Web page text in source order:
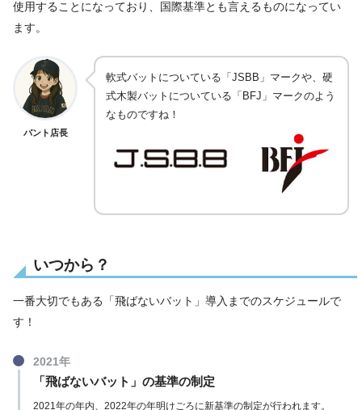
使用することになっており、国際基準とも言えるものになってい
ます。
バント店長
軟式バットについている「JSBB」マークや、硬
式木製バットについている「BFJ」マークのよう
なものですね！
いつから？
一番大切でもある「飛ばないバット」導入までのスケジュールで
す！
2021年
「飛ばないバット」の基準の制定
2021年の年内、2022年の年明けごろに新基準の制定が行われます。